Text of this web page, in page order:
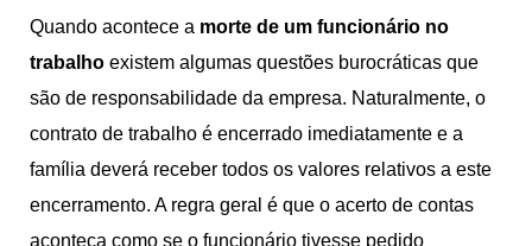
Quando acontece a morte de um funcionário no
trabalho existem algumas questões burocráticas que
são de responsabilidade da empresa. Naturalmente, o
contrato de trabalho é encerrado imediatamente e a
família deverá receber todos os valores relativos a este
encerramento. A regra geral é que o acerto de contas
aconteça como se o funcionário tivesse pedido